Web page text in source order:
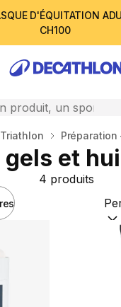
D'ÉQUITATION
CH100
Triathlon
gels et
4 produits